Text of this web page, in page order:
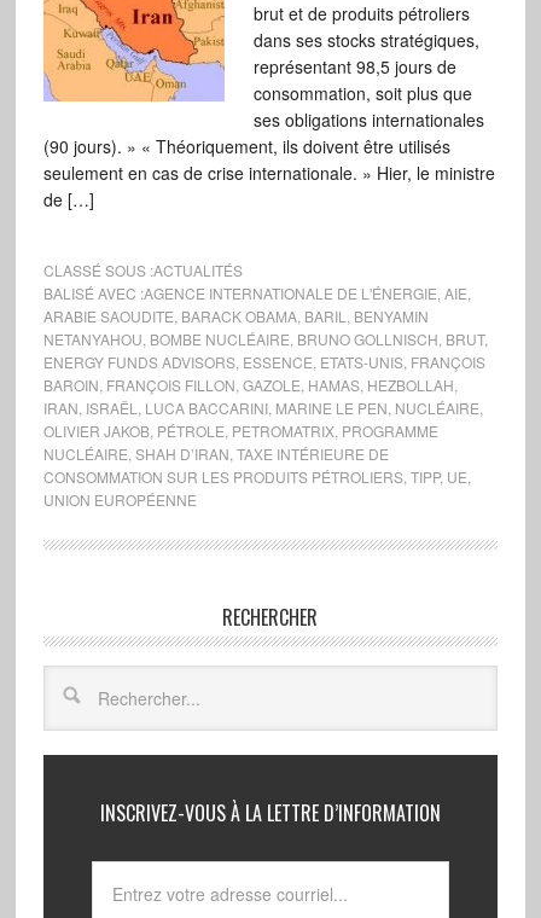
brut et de produits pétroliers
dans ses stocks stratégiques,
représentant 98,5 jours de
consommation, soit plus que
ses obligations internationales
(90 jours). » « Théoriquement, ils doivent être utilisés
seulement en cas de crise internationale. » Hier, le ministre
de […]
CLASSÉ SOUS :ACTUALITÉS
BALISÉ AVEC :AGENCE INTERNATIONALE DE L'ÉNERGIE AIE
ARABIE SAOUDITE BARACK OBAMA, BARIL
BENYAMIN
NETANYAHOU BOMBE NUCLÉAIRE BRUNO GOLLNISCH BRUT,
ENERGY FUNDS ADVISORS, ESSENCE ETATS-UNIS, FRANÇOIS
BAROIN FRANÇOIS FILLON GAZOLE HAMAS, HEZBOLLAH
IRAN ISRAËL LUCA BACCARINI, MARINE LE PEN NUCLÉAIRE
OLIVIER JAKOB, PÉTROLE PETROMATRIX, PROGRAMME
NUCLÉAIRE SHAH D’IRAN TAXE INTÉRIEURE DE
CONSOMMATION SUR LES PRODUITS PÉTROLIERS, TIPP, UE
UNION EUROPÉENNE
RECHERCHER
INSCRIVEZ-VOUS À LA LETTRE D’INFORMATION